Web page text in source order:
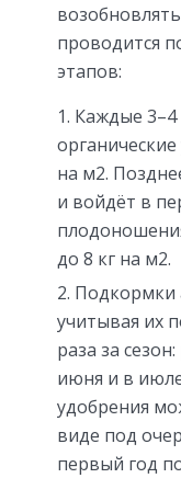
проводится
этапов:
Каждые 3–4
на м2.
и войдёт в
до 8 кг на м2.
Подкормки
учитывая их
раза за
июня и в
удобрения
виде под
первый год